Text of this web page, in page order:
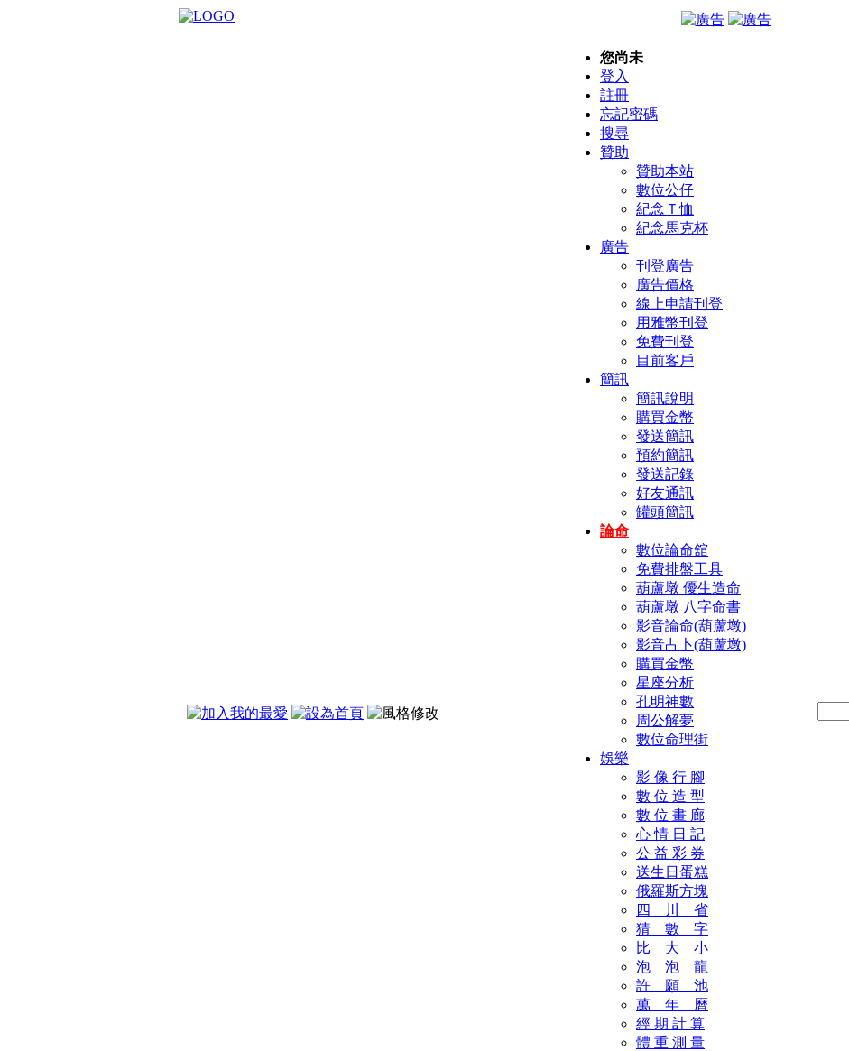
您尚未
登入
註冊
忘記密碼
搜尋
贊助
贊助本站
數位公仔
紀念Ｔ恤
紀念馬克杯
廣告
刊登廣告
廣告價格
線上申請刊登
用雅幣刊登
免費刊登
目前客戶
簡訊
簡訊說明
購買金幣
發送簡訊
預約簡訊
發送記錄
好友通訊
罐頭簡訊
論命
數位論命舘
免費排盤工具
葫蘆墩 優生造命
葫蘆墩 八字命書
影音論命(葫蘆墩)
影音占卜(葫蘆墩)
購買金幣
星座分析
孔明神數
周公解夢
數位命理街
娛樂
影 像 行 腳
數 位 造 型
數 位 畫 廊
心 情 日 記
公 益 彩 券
送生日蛋糕
俄羅斯方塊
四 川 省
猜 數 字
比 大 小
泡 泡 龍
許 願 池
萬 年 曆
經 期 計 算
體 重 測 量